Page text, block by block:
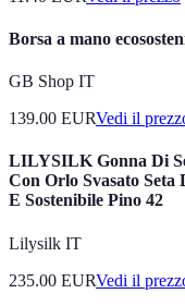
Borsa a mano
GB Shop IT
139.00 EURVedi il
LILYSILK Gonna Di
Con Orlo Svasato Seta
E Sostenibile Pino 42
Lilysilk IT
235.00 EURVedi il